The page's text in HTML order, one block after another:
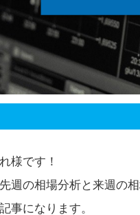
様です！
週の相場分析と来週の
事になります。